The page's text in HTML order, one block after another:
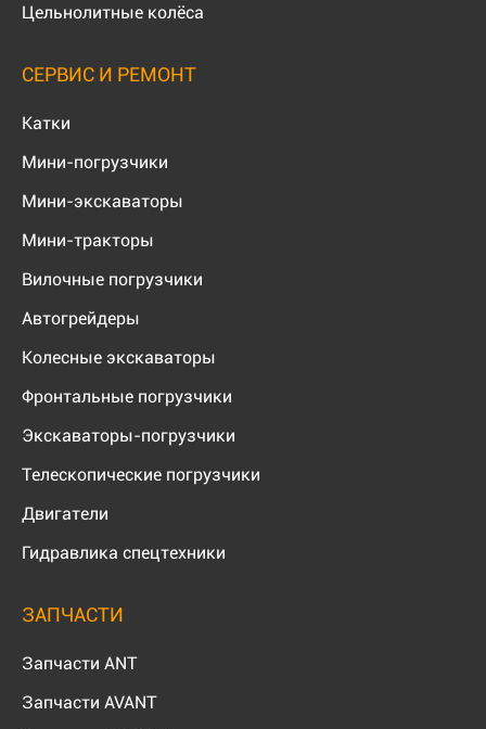
Цельнолитные колёса
СЕРВИС И РЕМОНТ
Катки
Мини-погрузчики
Мини-экскаваторы
Мини-тракторы
Вилочные погрузчики
Автогрейдеры
Колесные экскаваторы
Фронтальные погрузчики
Экскаваторы-погрузчики
Телескопические погрузчики
Двигатели
Гидравлика спецтехники
ЗАПЧАСТИ
Запчасти ANT
Запчасти AVANT